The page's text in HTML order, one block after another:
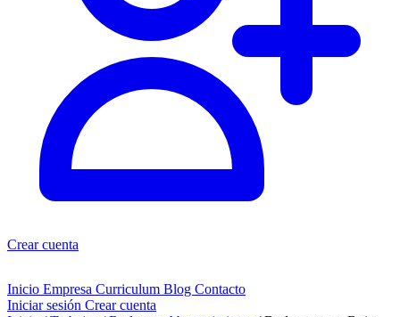
Crear cuenta
Inicio Empresa Curriculum Blog Contacto
Iniciar sesión Crear cuenta